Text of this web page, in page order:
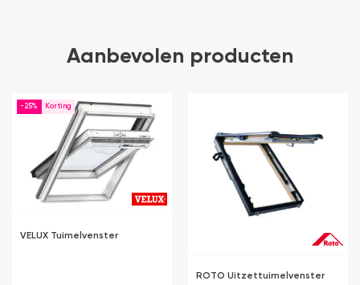
Aanbevolen producten
-25%
VELUX Tuimelvenster
ROTO Uitzettuimelvenster